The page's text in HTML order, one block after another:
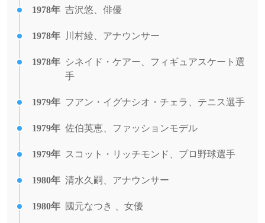
1978年 吉沢悠、俳優
1978年 川村綾、アナウンサー
1978年 シネイド・ケアー、フィギュアスケート選
手
1979年 フアン・イグナシオ・チェラ、テニス選手
1979年 佐伯英恵、ファッションモデル
1979年 スコット・リッチモンド、プロ野球選手
1980年 清水久嗣、アナウンサー
1980年 國元なつき 、女優